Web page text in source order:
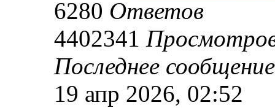
6280 Ответов
4402341
Последнее
19 апр 2026, 02:52